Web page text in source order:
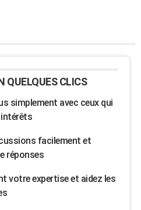
QUELQUES CLICS
simplement avec ceux qui
facilement et
réponses
votre expertise et aidez les